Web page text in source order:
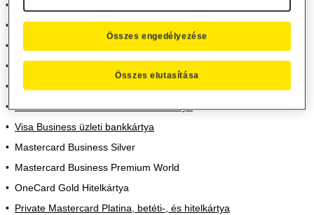
Visa Business Gold
MasterCard Gold betéti kártya
Visa Gold dombornyomott betéti kártya
Mastercard Premium Gold bankkártya
Mastercard Premium Platina bankkártya
Visa Business üzleti bankkártya
Mastercard Business Silver
Mastercard Business Premium World
OneCard Gold Hitelkártya
Private Mastercard Platina, betéti-, és hitelkártya
Összes elutasítása
Összes engedélyezése